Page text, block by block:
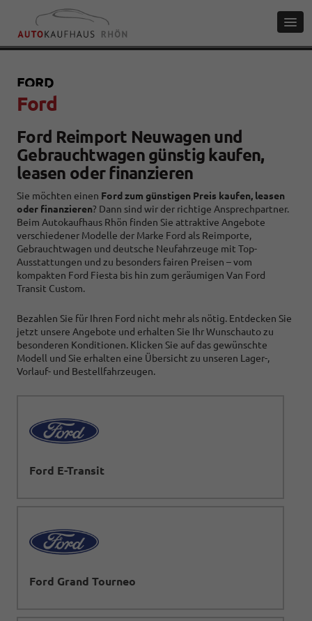
FORD
Ford
Ford Reimport Neuwagen und
Gebrauchtwagen günstig kaufen,
leasen oder finanzieren
Sie möchten einen Ford zum günstigen Preis kaufen, leasen
oder finanzieren? Dann sind wir der richtige Ansprechpartner.
Beim Autokaufhaus Rhön finden Sie attraktive Angebote
verschiedener Modelle der Marke Ford als Reimporte,
Gebrauchtwagen und deutsche Neufahrzeuge mit Top-
Ausstattungen und zu besonders fairen Preisen –vom
kompakten Ford Fiesta bis hin zum geräumigen Van Ford
Transit Custom.
Bezahlen Sie für Ihren Ford nicht mehr als nötig. Entdecken Sie
jetzt unsere Angebote und erhalten Sie Ihr Wunschauto zu
besonderen Konditionen. Klicken Sie auf das gewünschte
Modell und Sie erhalten eine Übersicht zu unseren Lager-,
Vorlauf- und Bestellfahrzeugen.
Ford E-Transit
Ford Grand Tourneo